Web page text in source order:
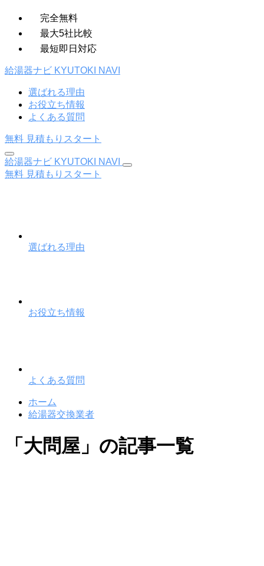
完全無料
最大5社比較
最短即日対応
給湯器ナビ KYUTOKI NAVI
選ばれる理由
お役立ち情報
よくある質問
無料 見積もりスタート
給湯器ナビ KYUTOKI NAVI
無料 見積もりスタート
選ばれる理由
お役立ち情報
よくある質問
ホーム
給湯器交換業者
「大問屋」の記事一覧